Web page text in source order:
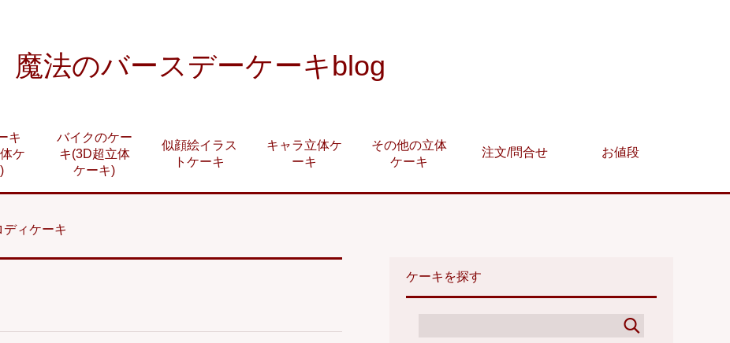
魔法のバースデーケーキblog
キ
ケ
バイクのケー
キ(3D超立体
ケーキ)
似顔絵イラス
トケーキ
キャラ立体ケ
ーキ
その他の立体
ケーキ
注文/問合せ お値段
ディケーキ
ケーキを探す